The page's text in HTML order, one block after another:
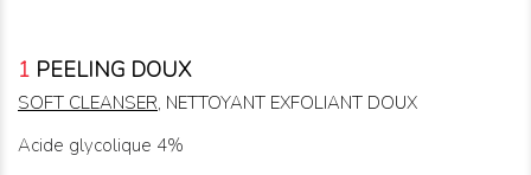
1 PEELING DOUX
SOFT CLEANSER, NETTOYANT EXFOLIANT DOUX
Acide glycolique 4%